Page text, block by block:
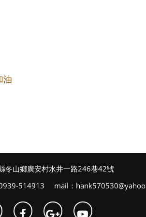
油
冬山鄉廣安村水井一路246巷42號
514913 mail：